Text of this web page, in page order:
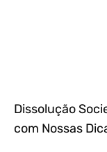
Dissolução
com Nossas